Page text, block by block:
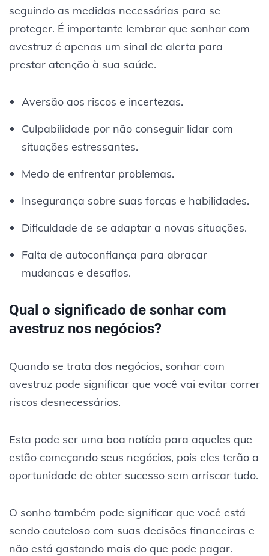
seguindo as medidas necessárias para se
proteger. É importante lembrar que sonhar com
avestruz é apenas um sinal de alerta para
prestar atenção à sua saúde.
Aversão aos riscos e incertezas.
Culpabilidade por não conseguir lidar com
situações estressantes.
Medo de enfrentar problemas.
Insegurança sobre suas forças e habilidades.
Dificuldade de se adaptar a novas situações.
Falta de autoconfiança para abraçar
mudanças e desafios.
Qual o significado de sonhar com
avestruz nos negócios?
Quando se trata dos negócios, sonhar com
avestruz pode significar que você vai evitar correr
riscos desnecessários.
Esta pode ser uma boa notícia para aqueles que
estão começando seus negócios, pois eles terão a
oportunidade de obter sucesso sem arriscar tudo.
O sonho também pode significar que você está
sendo cauteloso com suas decisões financeiras e
não está gastando mais do que pode pagar.